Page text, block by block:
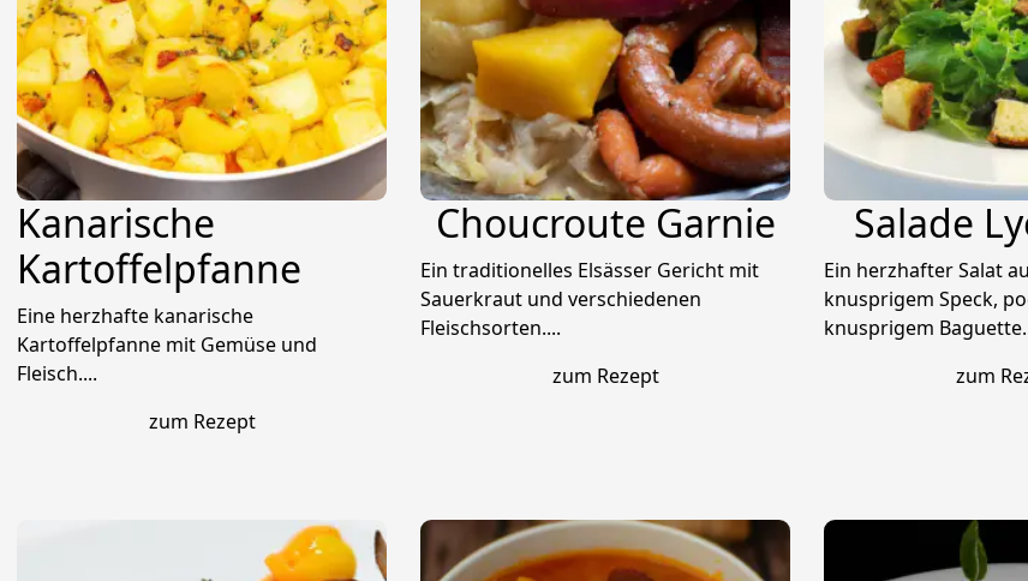
Kanarische
Kartoffelpfanne
Eine herzhafte kanarische
Kartoffelpfanne mit Gemüse und
Fleisch....
zum Rezept
Choucroute Garnie
Ein traditionelles Elsässer Gericht mit
Sauerkraut und verschiedenen
Fleischsorten....
zum Rezept
Salade
Ein herzhafter Salat
knusprigem Speck,
knusprigem
zum